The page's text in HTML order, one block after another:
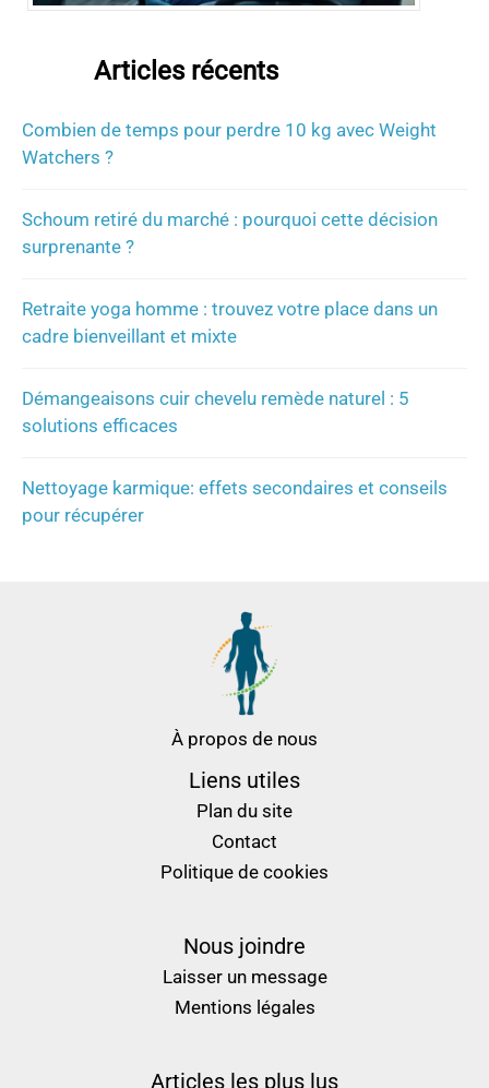
Articles récents
Combien de temps pour perdre 10 kg avec Weight
Watchers ?
Schoum retiré du marché : pourquoi cette décision
surprenante ?
Retraite yoga homme : trouvez votre place dans un
cadre bienveillant et mixte
Démangeaisons cuir chevelu remède naturel : 5
solutions efficaces
Nettoyage karmique: effets secondaires et conseils
pour récupérer
À propos de nous
Liens utiles
Plan du site
Contact
Politique de cookies
Nous joindre
Laisser un message
Mentions légales
Articles les plus lus